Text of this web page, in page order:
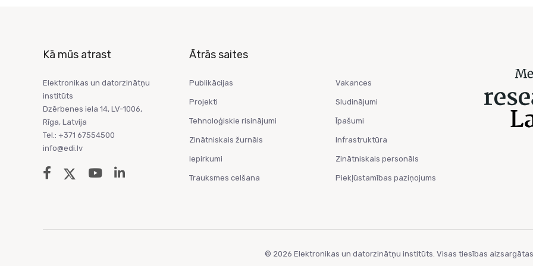
Kā mūs atrast
Elektronikas un datorzinātņu
institūts
Dzērbenes iela 14, LV-1006,
Rīga, Latvija
Tel.: +371 67554500
info@edi.lv
Ātrās saites
Publikācijas
Projekti
Tehnoloģiskie risinājumi
Zinātniskais žurnāls
Iepirkumi
Trauksmes celšana
Vakances
Sludinājumi
Īpašumi
Infrastruktūra
Zinātniskais personāls
Piekļūstamības paziņojums
© 2026 Elektronikas un datorzinātņu institūts. Visas tiesības